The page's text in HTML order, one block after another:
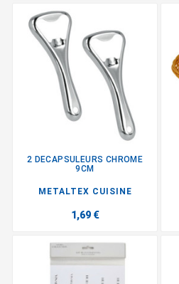
2 DECAPSULEURS CHROME
9CM
METALTEX CUISINE
1,69 €